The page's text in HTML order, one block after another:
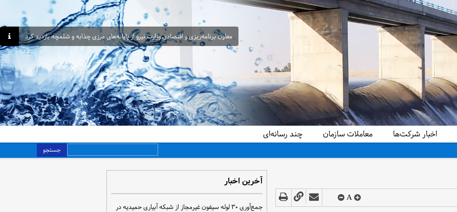
معاون برنامه‌ریزی و اقتصادی وزارت نیرو از پایانه‌های مرزی چذابه و شلمچه بازدید کرد
اخبار شرکت‌ها معاملات سازمان چند رسانه‌ای
جستجو
A
آخرین اخبار
جمع‌آوری ۳۰ لوله سیفون غیرمجاز از شبکه آبیاری حمیدیه در